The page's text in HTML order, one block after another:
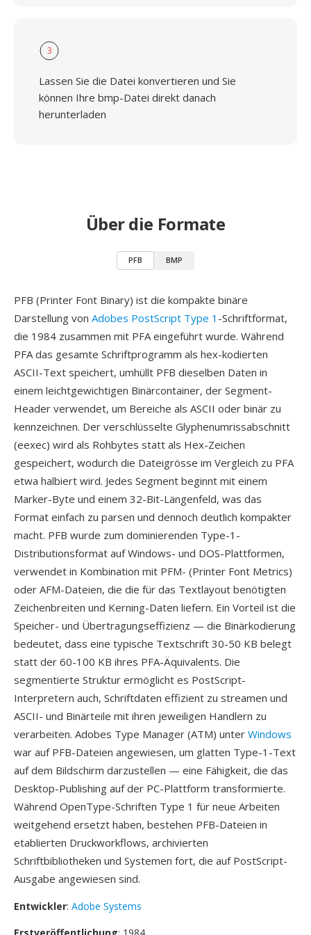
3
Lassen Sie die Datei konvertieren und Sie
können Ihre bmp-Datei direkt danach
herunterladen
Über die Formate
PFB BMP
PFB (Printer Font Binary) ist die kompakte binäre
Darstellung von Adobes PostScript Type 1 -Schriftformat,
die 1984 zusammen mit PFA eingeführt wurde. Während
PFA das gesamte Schriftprogramm als hex-kodierten
ASCII-Text speichert, umhüllt PFB dieselben Daten in
einem leichtgewichtigen Binärcontainer, der Segment-
Header verwendet, um Bereiche als ASCII oder binär zu
kennzeichnen. Der verschlüsselte Glyphenumrissabschnitt
(eexec) wird als Rohbytes statt als Hex-Zeichen
gespeichert, wodurch die Dateigrösse im Vergleich zu PFA
etwa halbiert wird. Jedes Segment beginnt mit einem
Marker-Byte und einem 32-Bit-Längenfeld, was das
Format einfach zu parsen und dennoch deutlich kompakter
macht. PFB wurde zum dominierenden Type-1-
Distributionsformat auf Windows- und DOS-Plattformen,
verwendet in Kombination mit PFM- (Printer Font Metrics)
oder AFM-Dateien, die die für das Textlayout benötigten
Zeichenbreiten und Kerning-Daten liefern. Ein Vorteil ist die
Speicher- und Übertragungseffizienz — die Binärkodierung
bedeutet, dass eine typische Textschrift 30-50 KB belegt
statt der 60-100 KB ihres PFA-Äquivalents. Die
segmentierte Struktur ermöglicht es PostScript-
Interpretern auch, Schriftdaten effizient zu streamen und
ASCII- und Binärteile mit ihren jeweiligen Handlern zu
verarbeiten. Adobes Type Manager (ATM) unter Windows
war auf PFB-Dateien angewiesen, um glatten Type-1-Text
auf dem Bildschirm darzustellen — eine Fähigkeit, die das
Desktop-Publishing auf der PC-Plattform transformierte.
Während OpenType-Schriften Type 1 für neue Arbeiten
weitgehend ersetzt haben, bestehen PFB-Dateien in
etablierten Druckworkflows, archivierten
Schriftbibliotheken und Systemen fort, die auf PostScript-
Ausgabe angewiesen sind.
Entwickler: Adobe Systems